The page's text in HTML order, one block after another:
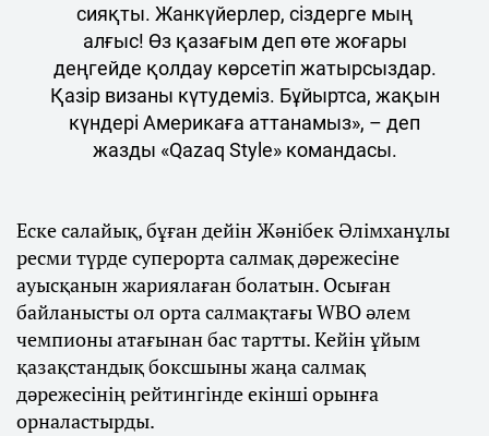
сияқты. Жанкүйерлер, сіздерге мың
алғыс! Өз қазағым деп өте жоғары
деңгейде қолдау көрсетіп жатырсыздар.
Қазір визаны күтудеміз. Бұйыртса, жақын
күндері Америкаға аттанамыз», – деп
жазды «Qazaq Style» командасы.
Еске салайық, бұған дейін Жәнібек Әлімханұлы
ресми түрде суперорта салмақ дәрежесіне
ауысқанын жариялаған болатын. Осыған
байланысты ол орта салмақтағы WBO әлем
чемпионы атағынан бас тартты. Кейін ұйым
қазақстандық боксшыны жаңа салмақ
дәрежесінің рейтингінде екінші орынға
орналастырды.